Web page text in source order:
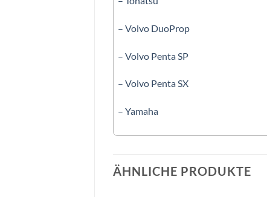
– Volvo DuoProp
– Volvo Penta SP
– Volvo Penta SX
– Yamaha
ÄHNLICHE PRODUKTE